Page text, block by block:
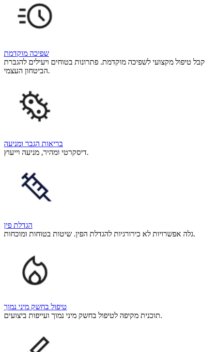
שפיכה מוקדמת
קבל טיפול מקצועי לשפיכה מוקדמת. פתרונות בטוחים ויעילים להגברת
הביטחון העצמי.
בריאות הגבר ומניעה
דיסקרטי ומהיר, מניעה וייעוץ.
הגדלת פין
גלה אפשרויות לא כירורגיות להגדלת הפין. שיטות בטוחות ומוכחות.
טיפול בחשק מיני נמוך
תוכנית מקיפה לטיפול בחשק מיני נמוך ועייפות ביצועים.